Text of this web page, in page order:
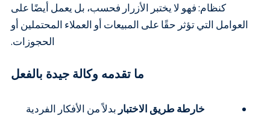
كنظام: فهو لا يختبر الأزرار فحسب، بل يعمل أيضًا على
العوامل التي تؤثر حقًا على المبيعات أو العملاء المحتملين أو
الحجوزات.
ما تقدمه وكالة جيدة بالفعل
خارطة طريق الاختبار بدلاً من الأفكار الفردية